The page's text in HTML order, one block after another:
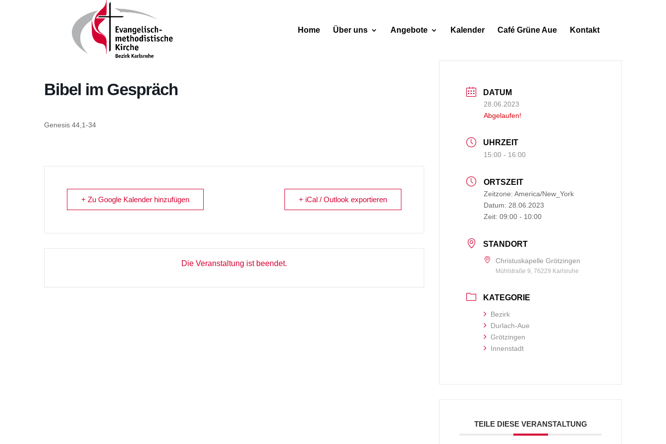
Home Über uns Angebote Kalender Café Grüne Aue Kontakt
Bibel im Gespräch
Genesis 44,1-34
+ Zu Google Kalender hinzufügen + iCal / Outlook exportieren
Die Veranstaltung ist beendet.
DATUM
28.06.2023
Abgelaufen!
UHRZEIT
15:00 - 16:00
ORTSZEIT
Zeitzone:America/New_York
Datum: 28.06.2023
Zeit:09:00 - 10:00
STANDORT
Christuskapelle Grötzingen
Mühlstraße 9, 76229 Karlsruhe
KATEGORIE
Bezirk
Durlach-Aue
Grötzingen
Innenstadt
TEILE DIESE VERANSTALTUNG